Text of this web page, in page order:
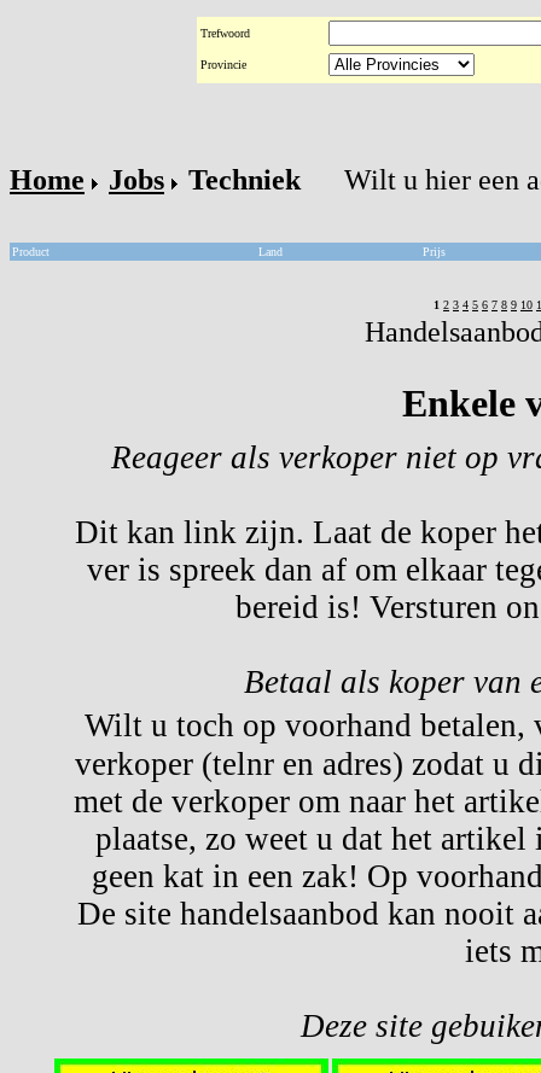
Trefwoord
Provincie
Home Jobs Techniek Wilt u hier een
Product Land Prijs
1 2 3 4 5 6 7 8 9 10
Enkele
Reageer als verkoper niet op
Dit kan link zijn. Laat de koper
ver is spreek dan af om elkaar
bereid is! Versturen
Betaal als koper van
Wilt u toch op voorhand
verkoper (telnr en adres) zodat u
met de verkoper om naar het
plaatse, zo weet u dat het artikel
geen kat in een zak! Op
De site handelsaanbod kan nooit
iets
Deze site